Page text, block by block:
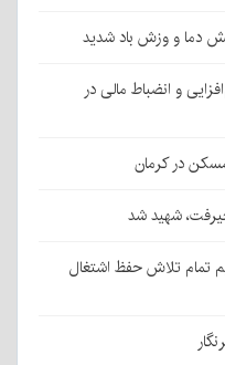
دما و وزش باد شدید
و انضباط مالی در
شهید شد
تمام تلاش حفظ اشتغال